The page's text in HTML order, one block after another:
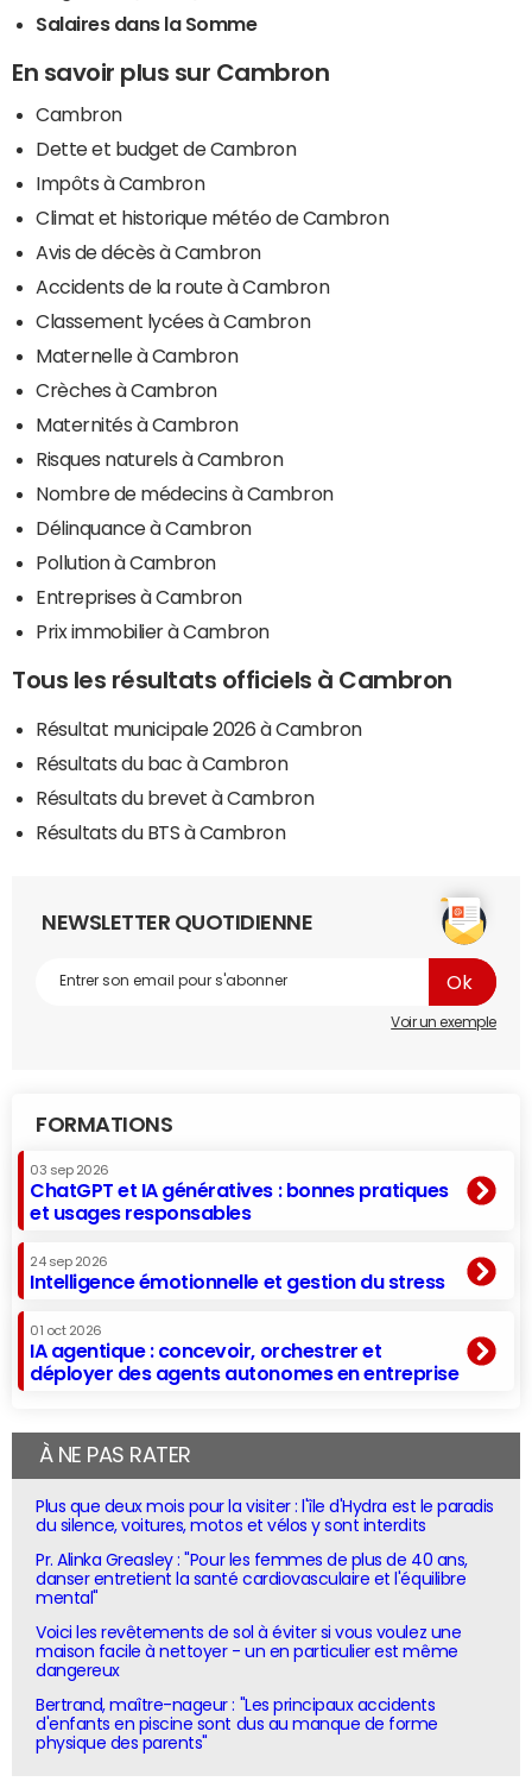
Salaires dans la Somme
En savoir plus sur Cambron
Cambron
Dette et budget de Cambron
Impôts à Cambron
Climat et historique météo de Cambron
Avis de décès à Cambron
Accidents de la route à Cambron
Classement lycées à Cambron
Maternelle à Cambron
Crèches à Cambron
Maternités à Cambron
Risques naturels à Cambron
Nombre de médecins à Cambron
Délinquance à Cambron
Pollution à Cambron
Entreprises à Cambron
Prix immobilier à Cambron
Tous les résultats officiels à Cambron
Résultat municipale 2026 à Cambron
Résultats du bac à Cambron
Résultats du brevet à Cambron
Résultats du BTS à Cambron
NEWSLETTER QUOTIDIENNE
Voir un exemple
FORMATIONS
03 sep 2026
ChatGPT et IA génératives : bonnes pratiques
et usages responsables
24 sep 2026
Intelligence émotionnelle et gestion du stress
01 oct 2026
IA agentique : concevoir, orchestrer et
déployer des agents autonomes en entreprise
À NE PAS RATER
Plus que deux mois pour la visiter : l'île d'Hydra est le paradis
du silence, voitures, motos et vélos y sont interdits
Pr. Alinka Greasley : "Pour les femmes de plus de 40 ans,
danser entretient la santé cardiovasculaire et l'équilibre
mental"
Voici les revêtements de sol à éviter si vous voulez une
maison facile à nettoyer - un en particulier est même
dangereux
Bertrand, maître-nageur : "Les principaux accidents
d'enfants en piscine sont dus au manque de forme
physique des parents"